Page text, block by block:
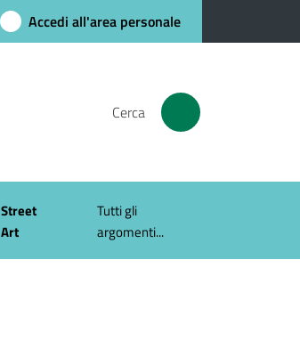
Accedi all'area personale
Cerca
Street
Art
Tutti gli
argomenti...